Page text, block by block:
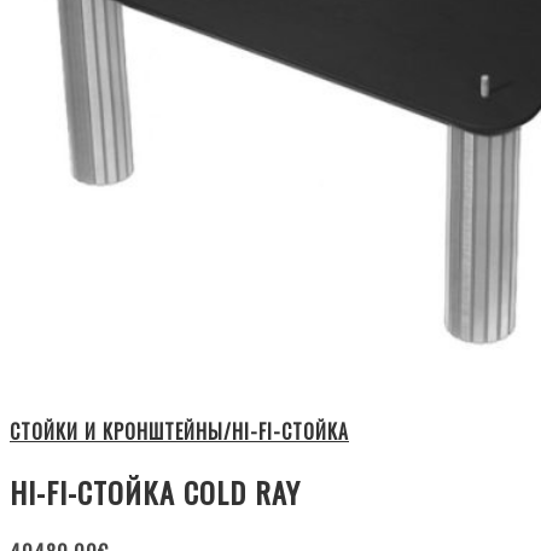
СТОЙКИ И КРОНШТЕЙНЫ/HI-FI-СТОЙКА
HI-FI-СТОЙКА COLD RAY